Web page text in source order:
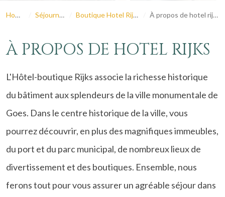
Home Séjourner Boutique Hotel Rijks À propos de hotel rijks
À PROPOS DE HOTEL RIJKS
L'Hôtel-boutique Rijks associe la richesse historique
du bâtiment aux splendeurs de la ville monumentale de
Goes. Dans le centre historique de la ville, vous
pourrez découvrir, en plus des magnifiques immeubles,
du port et du parc municipal, de nombreux lieux de
divertissement et des boutiques. Ensemble, nous
ferons tout pour vous assurer un agréable séjour dans